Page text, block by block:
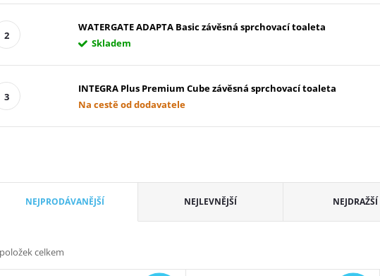
WATERGATE ADAPTA Basic závěsná sprchovací toaleta
Skladem
INTEGRA Plus Premium Cube závěsná sprchovací toaleta
Na cestě od dodavatele
produktů
NEJPRODÁVANĚJŠÍ NEJLEVNĚJŠÍ NEJDRAŽŠÍ
celkem